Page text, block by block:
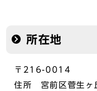
所在地
〒216-0014
住所 宮前区菅生